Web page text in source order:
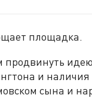
площадка.
продвинуть
и наличия
сына и